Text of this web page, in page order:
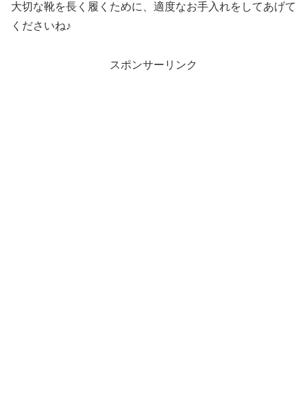
大切な靴を長く履くために、適度なお手入れをしてあげて
くださいね♪
スポンサーリンク